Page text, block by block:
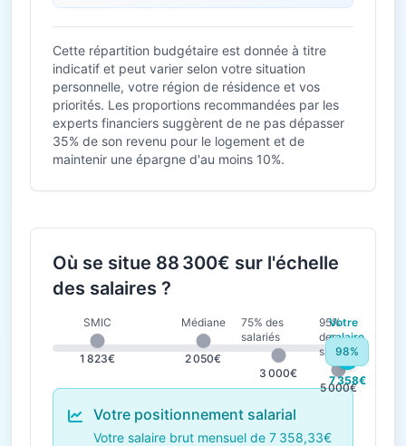
Cette répartition budgétaire est donnée à titre
indicatif et peut varier selon votre situation
personnelle, votre région de résidence et vos
priorités. Les proportions recommandées par les
experts financiers suggèrent de ne pas dépasser
35% de son revenu pour le logement et de
maintenir une épargne d'au moins 10%.
Où se situe 88 300€ sur l'échelle
des salaires ?
SMIC
1 823€
Médiane
2 050€
75% des
salariés
3 000€
95%
des
salariés
5 000€
Votre
salaire
7 358€
98%
Votre positionnement salarial
Votre salaire brut mensuel de 7 358,33€